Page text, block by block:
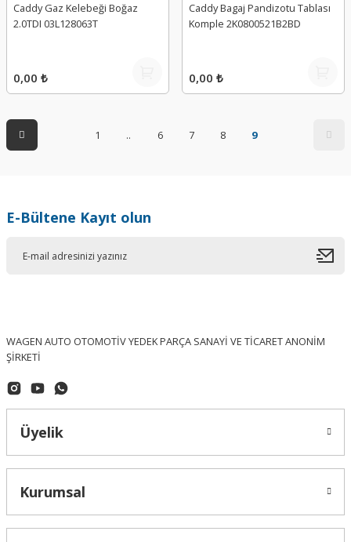
Caddy Gaz Kelebeği Boğaz
2.0TDI 03L128063T
0,00 ₺
Caddy Bagaj Pandizotu Tablası
Komple 2K0800521B2BD
0,00 ₺
1 .. 6 7 8 9
E-Bültene Kayıt olun
WAGEN AUTO OTOMOTİV YEDEK PARÇA SANAYİ VE TİCARET ANONİM
ŞİRKETİ
Üyelik
Kurumsal